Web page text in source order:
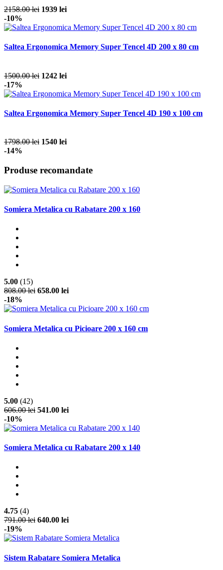
2158.00 lei 1939 lei
-10%
Saltea Ergonomica Memory Super Tencel 4D 200 x 80 cm
1500.00 lei 1242 lei
-17%
Saltea Ergonomica Memory Super Tencel 4D 190 x 100 cm
1798.00 lei 1540 lei
-14%
Produse recomandate
Somiera Metalica cu Rabatare 200 x 160
5.00 (15)
808.00 lei 658.00 lei
-18%
Somiera Metalica cu Picioare 200 x 160 cm
5.00 (42)
606.00 lei 541.00 lei
-10%
Somiera Metalica cu Rabatare 200 x 140
4.75 (4)
791.00 lei 640.00 lei
-19%
Sistem Rabatare Somiera Metalica